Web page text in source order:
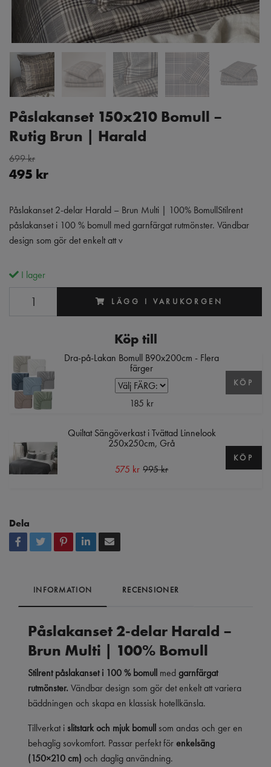
Påslakanset 150x210 Bomull –
Rutig Brun | Harald
699 kr
495 kr
Påslakanset 2-delar Harald – Brun Multi | 100% BomullStilrent
påslakanset i 100 % bomull med garnfärgat rutmönster. Vändbar
design som gör det enkelt att v
I lager
LÄGG I VARUKORGEN
Köp till
Dra-på-Lakan Bomull B90x200cm - Flera
färger
185 kr
KÖP
Quiltat Sängöverkast i Tvättad Linnelook
250x250cm, Grå
575 kr 995 kr
KÖP
Dela
INFORMATION RECENSIONER
Påslakanset 2-delar Harald –
Brun Multi | 100% Bomull
Stilrent påslakanset i 100 % bomull medgarnfärgat
rutmönster.Vändbar design som gör det enkelt att variera
bäddningen och skapa en klassisk hotellkänsla.
Tillverkat islitstark och mjuk bomull som andas och ger en
behaglig sovkomfort. Passar perfekt förenkelsäng
(150×210 cm) och daglig användning.